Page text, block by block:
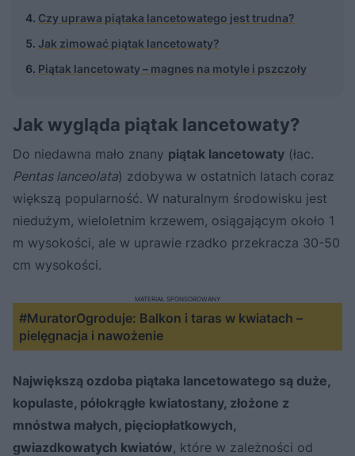
Czy uprawa piątaka lancetowatego jest trudna?
Jak zimować piątak lancetowaty?
Piątak lancetowaty – magnes na motyle i pszczoły
Jak wygląda piątak lancetowaty?
Do niedawna mało znany piątak lancetowaty (łac.
Pentas lanceolata) zdobywa w ostatnich latach coraz
większą popularność. W naturalnym środowisku jest
niedużym, wieloletnim krzewem, osiągającym około 1
m wysokości, ale w uprawie rzadko przekracza 30-50
cm wysokości.
#MuratorOgroduje: Balkon i taras w kwiatach –
pielęgnacja i nawożenie
MATERIAŁ SPONSOROWANY
Największą ozdoba piątaka lancetowatego są duże,
kopulaste, półokrągłe kwiatostany, złożone z
mnóstwa małych, pięciopłatkowych,
gwiazdkowatych kwiatów, które w zależności od